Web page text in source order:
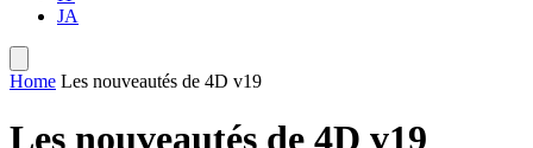
JA
Home Les nouveautés de 4D v19
Les nouveautés de 4D v19